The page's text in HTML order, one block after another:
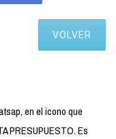
VOLVER
en el icono que
PRESUPUESTO. Es